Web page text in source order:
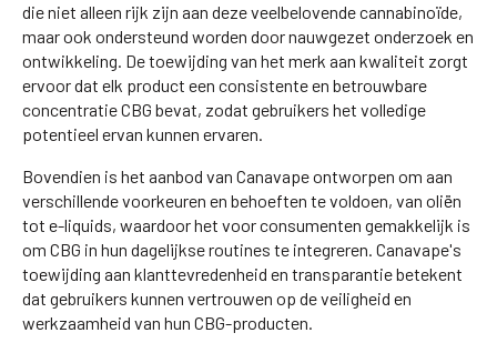
die niet alleen rijk zijn aan deze veelbelovende cannabinoïde,
maar ook ondersteund worden door nauwgezet onderzoek en
ontwikkeling. De toewijding van het merk aan kwaliteit zorgt
ervoor dat elk product een consistente en betrouwbare
concentratie CBG bevat, zodat gebruikers het volledige
potentieel ervan kunnen ervaren.
Bovendien is het aanbod van Canavape ontworpen om aan
verschillende voorkeuren en behoeften te voldoen, van oliën
tot e-liquids, waardoor het voor consumenten gemakkelijk is
om CBG in hun dagelijkse routines te integreren. Canavape's
toewijding aan klanttevredenheid en transparantie betekent
dat gebruikers kunnen vertrouwen op de veiligheid en
werkzaamheid van hun CBG-producten.